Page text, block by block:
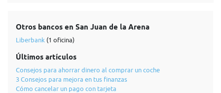
Otros bancos en San Juan de la Arena
Liberbank (1 oficina)
Últimos artículos
Consejos para ahorrar dinero al comprar un coche
3 Consejos para mejora en tus finanzas
Cómo cancelar un pago con tarjeta